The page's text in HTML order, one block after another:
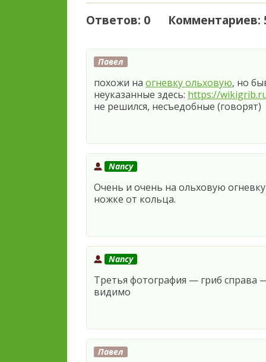
Ответов: 0 Комментариев:
Павел
похожи на огневку ольховую, но
неуказанные здесь: https://
не решился, несъедобные (говорят)
Nancy
Очень и очень на ольховую
ножке от кольца.
Nancy
Третья фотография — гриб справа
видимо
Павел